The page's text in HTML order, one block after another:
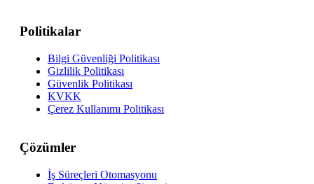
Politikalar
Bilgi Güvenliği Politikası
Gizlilik Politikası
Güvenlik Politikası
KVKK
Çerez Kullanımı Politikası
Çözümler
İş Süreçleri Otomasyonu